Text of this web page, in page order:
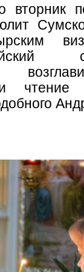
вторник
чтение